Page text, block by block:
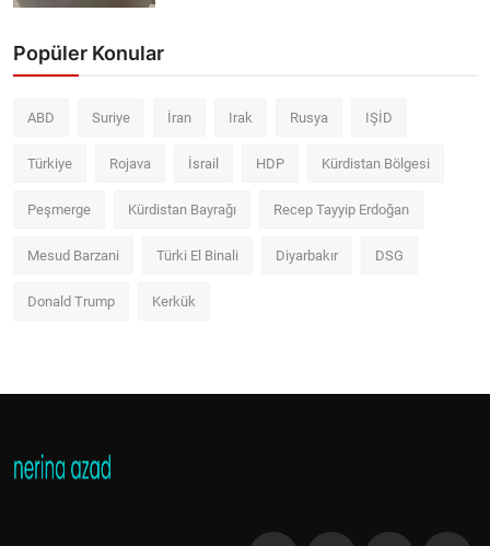
Popüler Konular
ABD Suriye İran Irak Rusya IŞİD
Türkiye Rojava İsrail HDP Kürdistan Bölgesi
Peşmerge Kürdistan Bayrağı Recep Tayyip Erdoğan
Mesud Barzani Türki El Binali Diyarbakır DSG
Donald Trump Kerkük